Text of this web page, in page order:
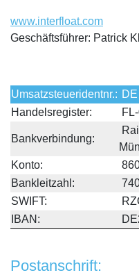
www.interfloat.com
Geschäftsführer: Patrick
Umsatzsteueridentnr.:
Handelsregister:
Bankverbindung:
Konto:
Bankleitzahl:
SWIFT:
IBAN:
Postanschrift: